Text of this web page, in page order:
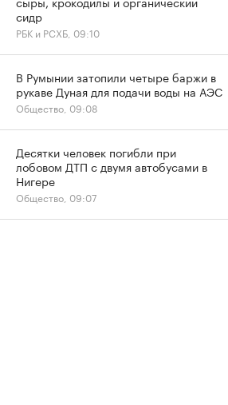
сидр
РБК и РСХБ, 09:10
В Румынии затопили четыре баржи в
рукаве Дуная для подачи воды на АЭС
Общество, 09:08
Десятки человек погибли при
лобовом ДТП с двумя автобусами в
Нигере
Общество, 09:07